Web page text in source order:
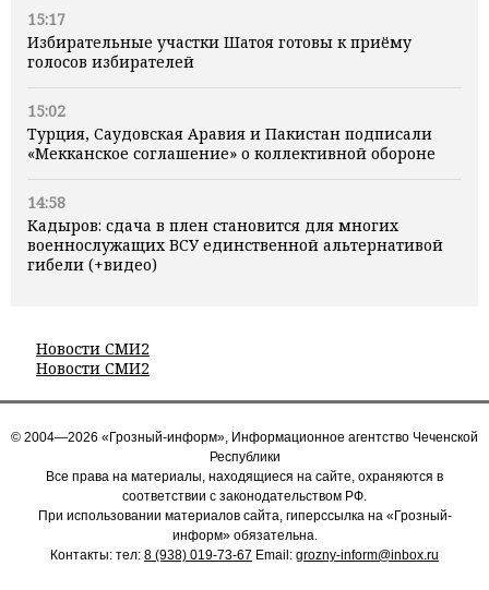
15:17
Избирательные участки Шатоя готовы к приёму
голосов избирателей
15:02
Турция, Саудовская Аравия и Пакистан подписали
«Мекканское соглашение» о коллективной обороне
14:58
Кадыров: сдача в плен становится для многих
военнослужащих ВСУ единственной альтернативой
гибели (+видео)
Новости СМИ2
Новости СМИ2
© 2004—2026 «Грозный-информ», Информационное агентство Чеченской
Республики
Все права на материалы, находящиеся на сайте, охраняются в
соответствии с законодательством РФ.
При использовании материалов сайта, гиперссылка на «Грозный-
информ» обязательна.
Контакты: тел: 8 (938) 019-73-67 Email: grozny-inform@inbox.ru